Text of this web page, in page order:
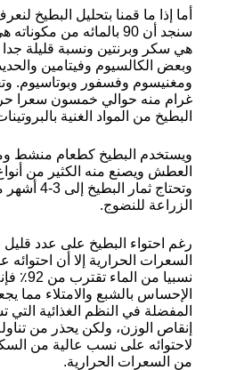
أما إذا ما قمنا بتحليل البطيخ
سنجد أن 90 بالمائه من
هي سكر وبرنتين ونسبة قليلة
وبعض الكالسيوم وفيتامين
ومغنيسوم وفسفور وبوتاسيوم.
غرام منه حوالي خمسون سعرا
البطيخ من المواد الغنية
ويستخدم البطيخ كطعام منشط
العطش ويصنع منه الكثير من
وتحتاج ثمار
الزراعة للنضوج.
رغم احتواء البطيخ على عدد
السعرات الحرارية إلا أن احتوائه
نسبيا من
الإحساس بالشبع والامتلاء مما
المفضلة في النظم الغذائية
إنقاص الوزن، ولكن يحذر من
لاحتوائه على نسب عالية من
من السعرات الحرارية.